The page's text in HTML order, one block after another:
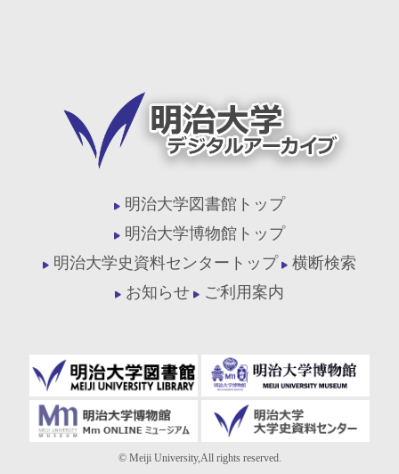
明治大学図書館トップ
明治大学博物館トップ
明治大学史資料センタートップ
横断検索
お知らせ
ご利用案内
© Meiji University,All rights reserved.